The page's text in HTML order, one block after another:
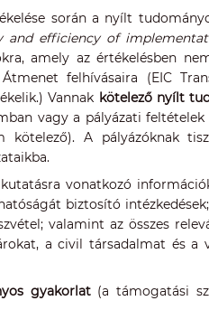
során a nyílt
and efficiency of
amely az értékelésben
felhívásaira (EIC
Vannak kötelező nyílt
vagy a pályázati
A pályázóknak
vonatkozó
biztosító
valamint az összes
a civil társadalmat és a
gyakorlat(a támogatási